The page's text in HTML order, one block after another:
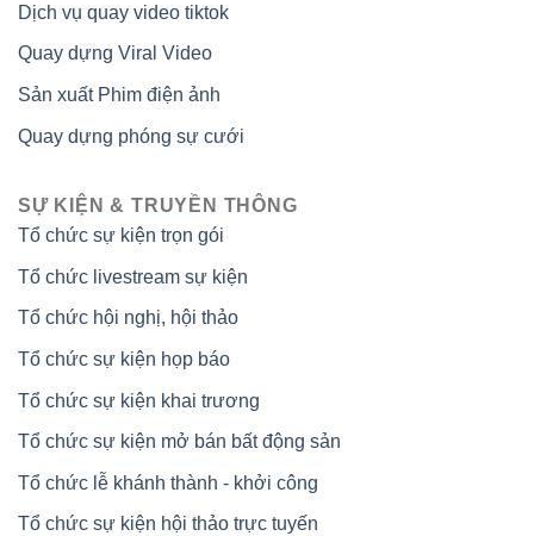
Dịch vụ quay video tiktok
Quay dựng Viral Video
Sản xuất Phim điện ảnh
Quay dựng phóng sự cưới
SỰ KIỆN & TRUYỀN THÔNG
Tổ chức sự kiện trọn gói
Tổ chức livestream sự kiện
Tổ chức hội nghị, hội thảo
Tổ chức sự kiện họp báo
Tổ chức sự kiện khai trương
Tổ chức sự kiện mở bán bất động sản
Tổ chức lễ khánh thành - khởi công
Tổ chức sự kiện hội thảo trực tuyến